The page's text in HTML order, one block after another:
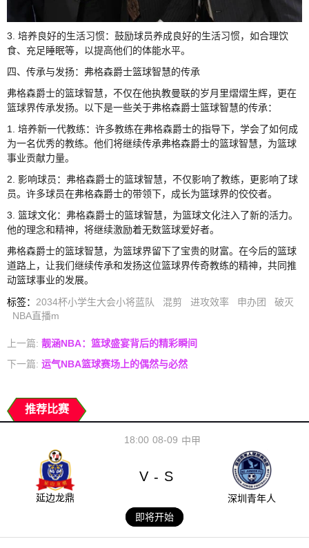
3. 培养良好的生活习惯：鼓励球员养成良好的生活习惯，如合理饮
食、充足睡眠等，以提高他们的体能水平。
四、传承与发扬：弗格森爵士篮球智慧的传承
弗格森爵士的篮球智慧，不仅在他执教曼联的岁月里熠熠生辉，更在
篮球界传承发扬。以下是一些关于弗格森爵士篮球智慧的传承：
1. 培养新一代教练：许多教练在弗格森爵士的指导下，学会了如何成
为一名优秀的教练。他们将继续传承弗格森爵士的篮球智慧，为篮球
事业贡献力量。
2. 影响球员：弗格森爵士的篮球智慧，不仅影响了教练，更影响了球
员。许多球员在弗格森爵士的带领下，成长为篮球界的佼佼者。
3. 篮球文化：弗格森爵士的篮球智慧，为篮球文化注入了新的活力。
他的理念和精神，将继续激励着无数篮球爱好者。
弗格森爵士的篮球智慧，为篮球界留下了宝贵的财富。在今后的篮球
道路上，让我们继续传承和发扬这位篮球界传奇教练的精神，共同推
动篮球事业的发展。
标签： 2034杯小学生大会小将蓝队 混剪 进攻效率 申办团
破灭
NBA直播m
上一篇: 靓涵NBA：篮球盛宴背后的精彩瞬间
下一篇: 运气NBA篮球赛场上的偶然与必然
推荐比赛
08-09
18:00 中甲
延边龙鼎
V - S
深圳青年人
即将开始